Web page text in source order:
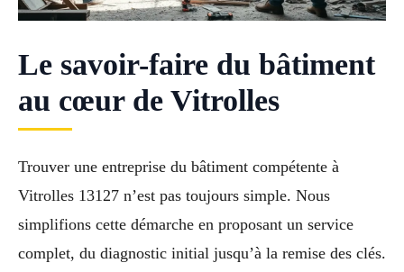
Le savoir-faire du bâtiment
au cœur de Vitrolles
Trouver une entreprise du bâtiment compétente à
Vitrolles 13127 n’est pas toujours simple. Nous
simplifions cette démarche en proposant un service
complet, du diagnostic initial jusqu’à la remise des clés.